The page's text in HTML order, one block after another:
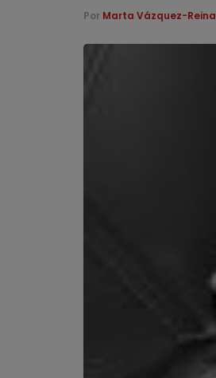
Por Marta Vázquez-Reina